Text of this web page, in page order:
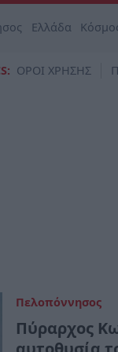
Ελλάδα
ΟΡΟΙ ΧΡΗΣΗΣ
Πελοπόννησος
Πύραρχος